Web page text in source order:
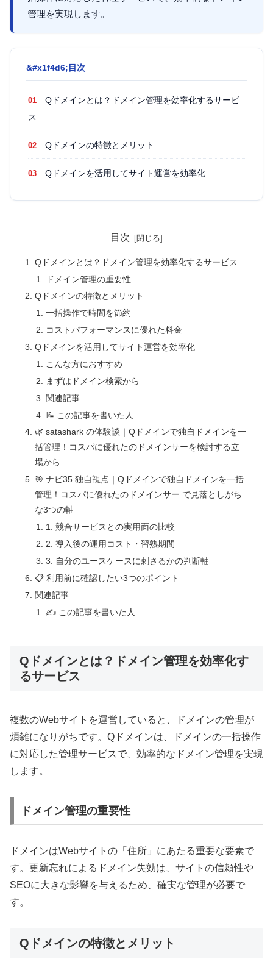
管理を実現します。
目次
Qドメインとは？ドメイン管理を効率化するサービ
ス
Qドメインの特徴とメリット
Qドメインを活用してサイト運営を効率化
目次
Qドメインとは？ドメイン管理を効率化するサービス
ドメイン管理の重要性
Qドメインの特徴とメリット
一括操作で時間を節約
コストパフォーマンスに優れた料金
Qドメインを活用してサイト運営を効率化
こんな方におすすめ
まずはドメイン検索から
関連記事
📝 この記事を書いた人
🌿 satashark の体験談｜Qドメインで独自ドメインを一
括管理！コスパに優れたのドメインサーを検討する立
場から
🎯 ナビ35 独自視点｜Qドメインで独自ドメインを一括
管理！コスパに優れたのドメインサー で見落としがち
な3つの軸
1. 競合サービスとの実用面の比較
2. 導入後の運用コスト・習熟期間
3. 自分のユースケースに刺さるかの判断軸
📋 利用前に確認したい3つのポイント
関連記事
✍️ この記事を書いた人
Qドメインとは？ドメイン管理を効率化す
るサービス
複数のWebサイトを運営していると、ドメインの管理が
煩雑になりがちです。Qドメインは、ドメインの一括操作
に対応した管理サービスで、効率的なドメイン管理を実現
します。
ドメイン管理の重要性
ドメインはWebサイトの「住所」にあたる重要な要素で
す。更新忘れによるドメイン失効は、サイトの信頼性や
SEOに大きな影響を与えるため、確実な管理が必要で
す。
Qドメインの特徴とメリット